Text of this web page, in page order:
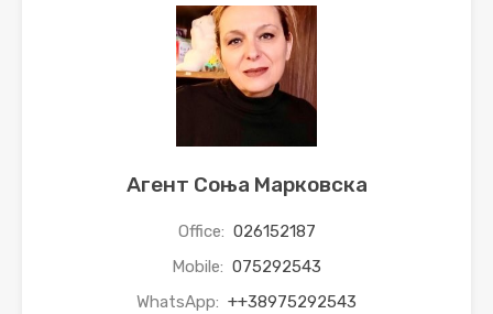
Агент Соња Марковска
Office: 026152187
Mobile: 075292543
WhatsApp: ++38975292543